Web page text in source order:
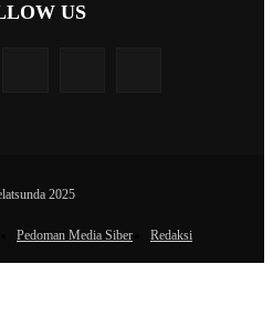
US
2025
Pedoman Media Siber Redaksi